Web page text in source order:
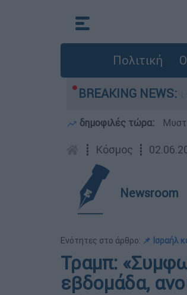
Πολιτική
BREAKING NEWS:
στην Κυψέλη: Οι
δημοφιλές τώρα:
┋ Κόσμος ┋
Newsroom
Ενότητες στο άρθρο: 📌 Ισραήλ
Τραμπ:
εβδομάδα,